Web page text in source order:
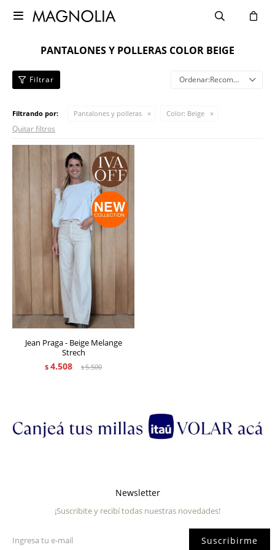

PANTALONES Y POLLERAS COLOR BEIGE
Recomendados
Filtrando por: Pantalones y polleras Color: Beige
Quitar filtros
Jean Praga - Beige Melange
Strech
$ 4.508 $5.500
Newsletter
¡Suscribite y recibí todas nuestras novedades!
Suscribirme